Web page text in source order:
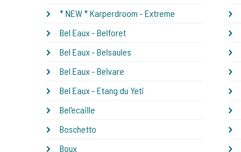
* NEW * Karperdroom - Extreme
Bel Eaux - Belforet
Bel Eaux - Belsaules
Bel Eaux - Belvare
Bel Eaux - Etang du Yeti
Bel'ecaille
Boschetto
Boux